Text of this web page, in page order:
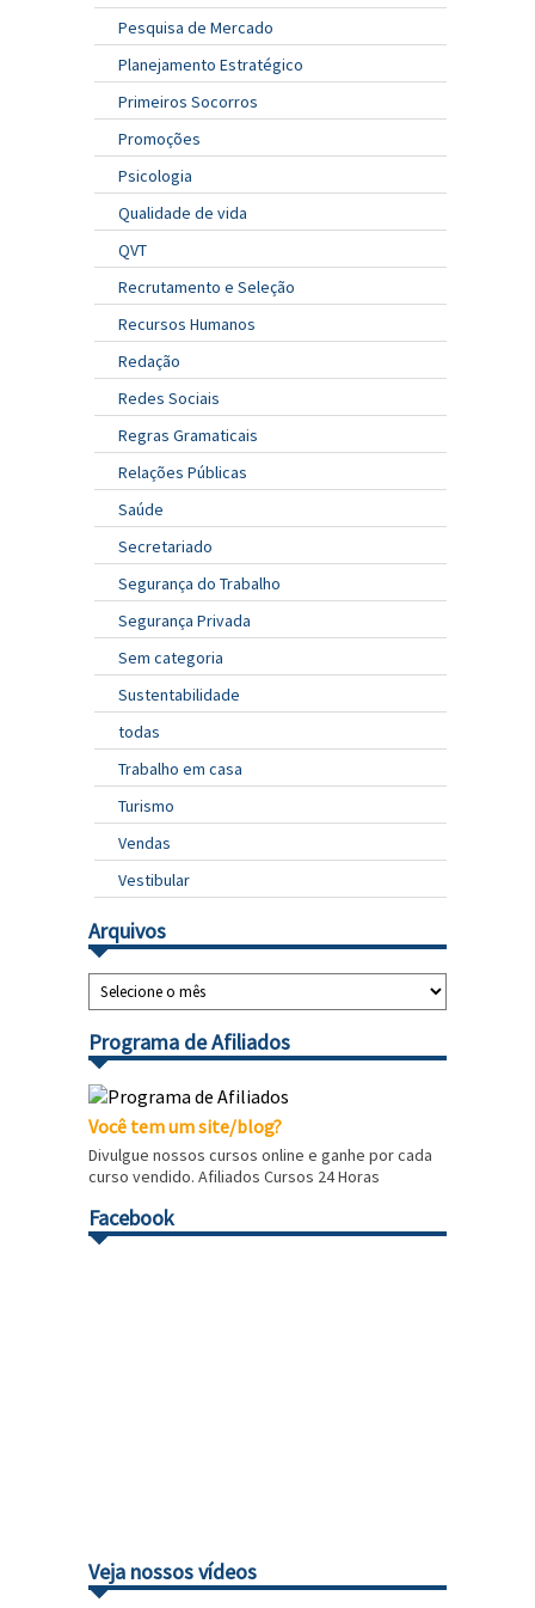
Pesquisa de Mercado
Planejamento Estratégico
Primeiros Socorros
Promoções
Psicologia
Qualidade de vida
QVT
Recrutamento e Seleção
Recursos Humanos
Redação
Redes Sociais
Regras Gramaticais
Relações Públicas
Saúde
Secretariado
Segurança do Trabalho
Segurança Privada
Sem categoria
Sustentabilidade
todas
Trabalho em casa
Turismo
Vendas
Vestibular
Arquivos
Programa de Afiliados
Você tem um site/blog?
Divulgue nossos cursos online e ganhe por cada
curso vendido. Afiliados Cursos 24 Horas
Facebook
Veja nossos vídeos